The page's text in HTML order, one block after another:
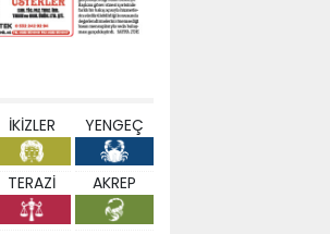
İKİZLER YENGEÇ
TERAZİ AKREP